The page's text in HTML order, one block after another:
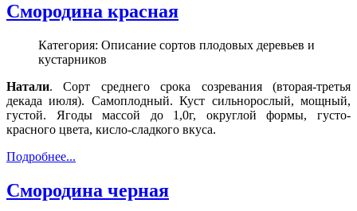
Смородина красная
Категория: Описание сортов плодовых деревьев и
кустарников
Натали. Сорт среднего срока созревания (вторая-третья
декада июля). Самоплодный. Куст сильнорослый, мощный,
густой. Ягоды массой до 1,0г, округлой формы, густо-
красного цвета, кисло-сладкого вкуса.
Подробнее...
Смородина черная